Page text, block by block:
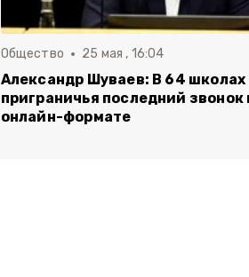
Общество 25 мая , 16:04
Александр Шуваев: В 64 школах
приграничья последний звонок
онлайн-формате